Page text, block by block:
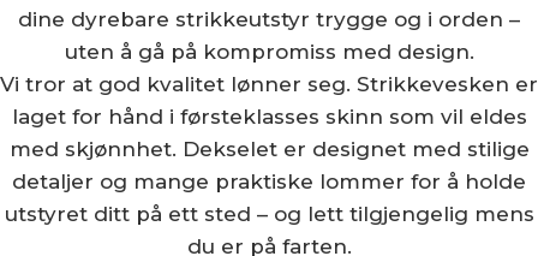
dine dyrebare strikkeutstyr trygge og i orden –
uten å gå på kompromiss med design.
Vi tror at god kvalitet lønner seg. Strikkevesken er
laget for hånd i førsteklasses skinn som vil eldes
med skjønnhet. Dekselet er designet med stilige
detaljer og mange praktiske lommer for å holde
utstyret ditt på ett sted – og lett tilgjengelig mens
du er på farten.